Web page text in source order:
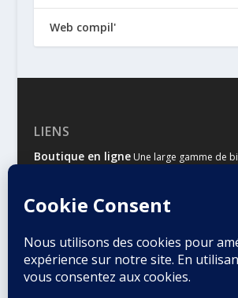
Web compil'
LIENS
Boutique en ligneUne large gamme de
Malts & HoublonsLe site d’information